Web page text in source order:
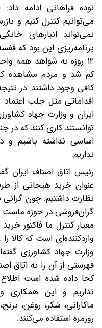
نوده فراهانی ادامه
می‌توانیم کنترل کنیم و
نمی‌تواند انبارهای
برنامه‌ریزی این بود که
۱۲ روزه به شواهد همه‌
کم شد و مردم مشاهده
کافی وجود داشتند. در
اقداماتی مثل جلب
ایران و وزارت جهاد
توانستند کاری کنند که در
اساسی نداشته باشیم و
نداریم.
رئیس اتاق اصناف
عنوان خرید هیجانی از
نظارت داشتیم. چون گرانی
گران‌فروشی در حوزه
معیار کنترل ما فاکتور
واردکننده‌ای است که کالا
وزارت جهاد کشاورزی
فهرستی از آن را به اتاق
کجا داده شده است اطلاع
نداریم و این همکاری
ماکارانی، شکر، روغن،
روزمره استفاده می‌کنند.